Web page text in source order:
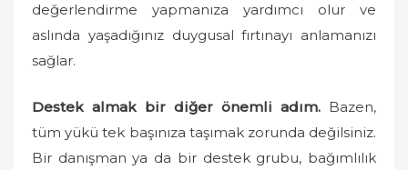
değerlendirme yapmanıza yardımcı olur ve
aslında yaşadığınız duygusal fırtınayı anlamanızı
sağlar.
Destek almak bir diğer önemli adım. Bazen,
tüm yükü tek başınıza taşımak zorunda değilsiniz.
Bir danışman ya da bir destek grubu, bağımlılık